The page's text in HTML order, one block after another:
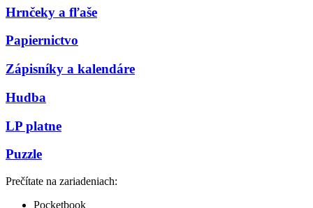
Hrnčeky a fľaše
Papiernictvo
Zápisníky a kalendáre
Hudba
LP platne
Puzzle
Prečítate na zariadeniach:
Pocketbook